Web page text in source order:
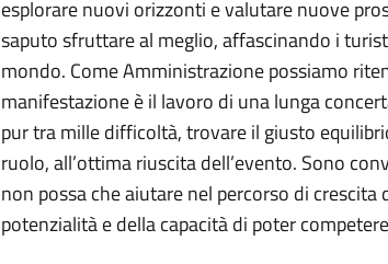
esplorare nuovi orizzonti e valutare nuove
saputo sfruttare al meglio, affascinando i
mondo. Come Amministrazione possiamo
manifestazione è il lavoro di una lunga
pur tra mille difficoltà, trovare il giusto
ruolo, all’ottima riuscita dell’evento. Sono
non possa che aiutare nel percorso di
potenzialità e della capacità di poter